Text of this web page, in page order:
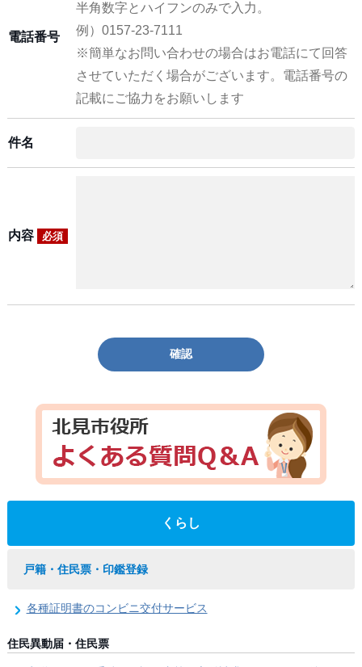
電話番号
半角数字とハイフンのみで入力。
例）0157-23-7111
※簡単なお問い合わせの場合はお電話にて回答
させていただく場合がございます。電話番号の
記載にご協力をお願いします
件名
内容 必須
確認
くらし
戸籍・住民票・印鑑登録
各種証明書のコンビニ交付サービス
住民異動届・住民票